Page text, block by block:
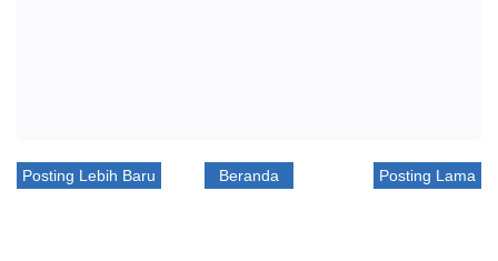
Posting Lebih Baru Posting Lama
Beranda